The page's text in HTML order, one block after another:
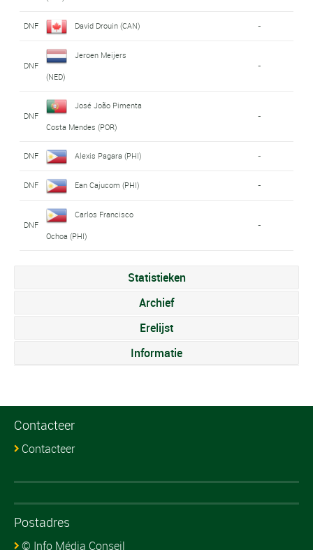
DNF David Drouin (CAN) -
DNF
Jeroen Meijers
(NED)
-
DNF
José João Pimenta
Costa Mendes (POR)
-
DNF Alexis Pagara (PHI) -
DNF Ean Cajucom (PHI) -
DNF
Carlos Francisco
Ochoa (PHI)
-
Statistieken
Archief
Erelijst
Informatie
Contacteer
Contacteer
Postadres
© Info Média Conseil